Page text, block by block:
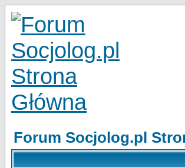
Forum Socjolog.pl